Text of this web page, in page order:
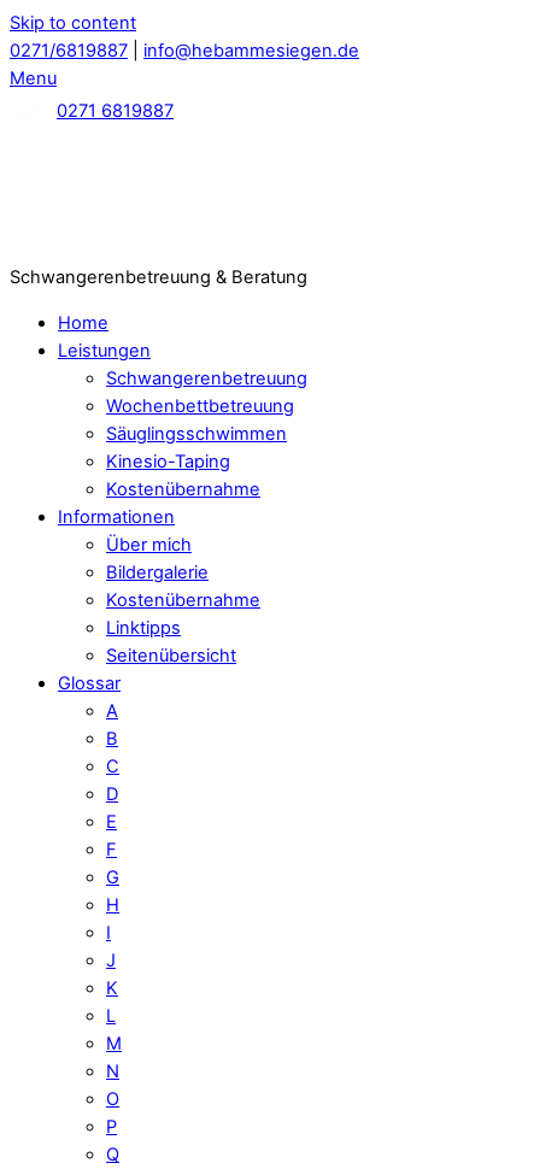
Skip to content
0271/6819887
info@hebammesiegen.de
Menu
0271 6819887
Schwangerenbetreuung & Beratung
Home
Leistungen
Schwangerenbetreuung
Wochenbettbetreuung
Säuglingsschwimmen
Kinesio-Taping
Kostenübernahme
Informationen
Über mich
Bildergalerie
Kostenübernahme
Linktipps
Seitenübersicht
Glossar
A
B
C
D
E
F
G
H
I
J
K
L
M
N
O
P
Q